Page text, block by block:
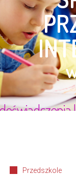
Przedszkole